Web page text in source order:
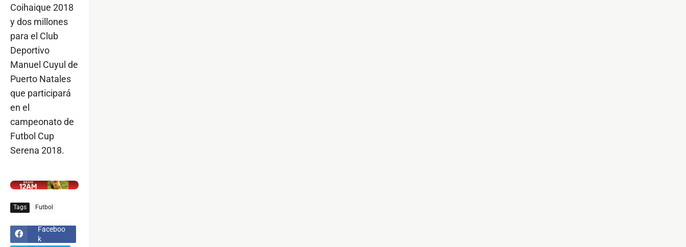
Coihaique 2018
y dos millones
para el Club
Deportivo
Manuel Cuyul de
Puerto Natales
que participará
en el
campeonato de
Futbol Cup
Serena 2018.
Tags Futbol
Faceboo
k